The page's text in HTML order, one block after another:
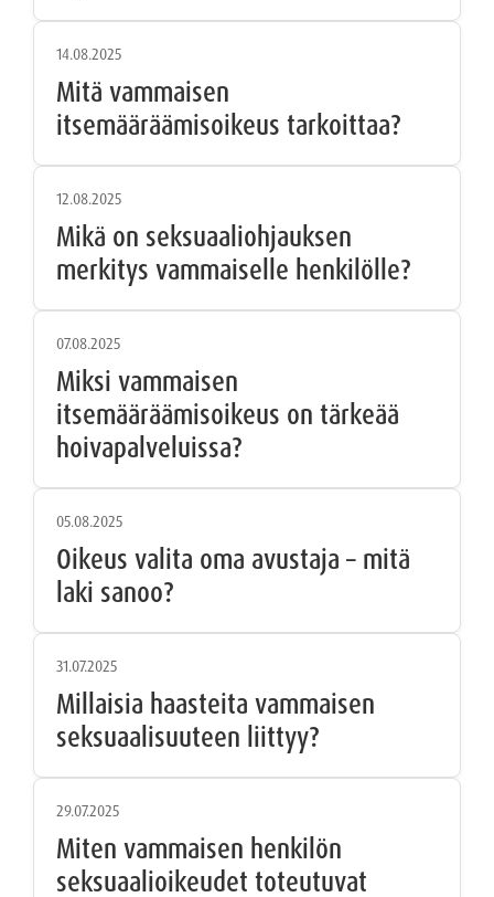
14.08.2025
Mitä vammaisen
itsemääräämisoikeus tarkoittaa?
12.08.2025
Mikä on seksuaaliohjauksen
merkitys vammaiselle henkilölle?
07.08.2025
Miksi vammaisen
itsemääräämisoikeus on tärkeää
hoivapalveluissa?
05.08.2025
Oikeus valita oma avustaja – mitä
laki sanoo?
31.07.2025
Millaisia haasteita vammaisen
seksuaalisuuteen liittyy?
29.07.2025
Miten vammaisen henkilön
seksuaalioikeudet toteutuvat